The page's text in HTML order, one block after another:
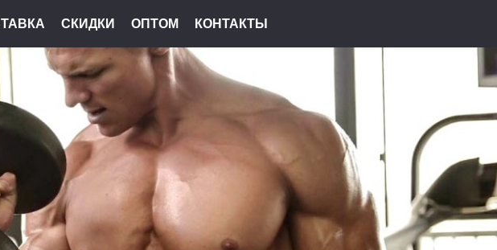
СКИДКИ ОПТОМ КОНТАКТЫ